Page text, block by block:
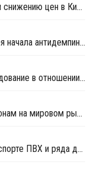
Мировые котировки ПВХ растут вопреки снижению цен в Китае
Комиссия по торговле Республики Корея начала антидемпинговое расследование в отношении китайского ПВХ-С
Таиланд начал антидемпинговое расследование в отношении ПВХ из Китая и Тайваня
Цены ПВХ широко варьируются по регионам на мировом рынке
Китай отменит возмещение НДС при экспорте ПВХ и ряда других химикатов с 1 апреля